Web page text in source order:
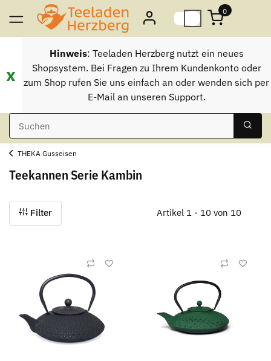
0
x
Hinweis: Teeladen Herzberg nutzt ein neues
Shopsystem. Bei Fragen zu Ihrem Kundenkonto oder
zum Shop rufen Sie uns einfach an oder wenden sich per
E-Mail an unseren Support.
THEKA Gusseisen
Teekannen Serie Kambin
Filter Artikel 1 - 10 von 10